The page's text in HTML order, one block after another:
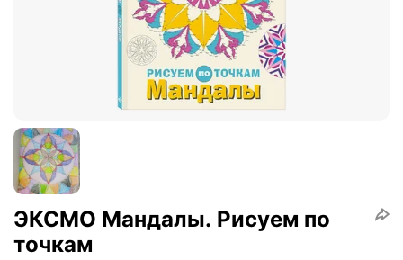
ЭКСМО Мандалы. Рисуем по
точкам